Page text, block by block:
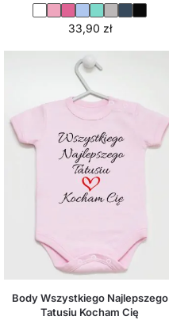
33,90 zł
Body Wszystkiego Najlepszego
Tatusiu Kocham Cię